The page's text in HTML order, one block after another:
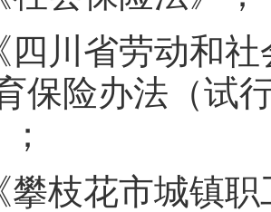
四川省劳动和
保险办法（试
攀枝花市城镇